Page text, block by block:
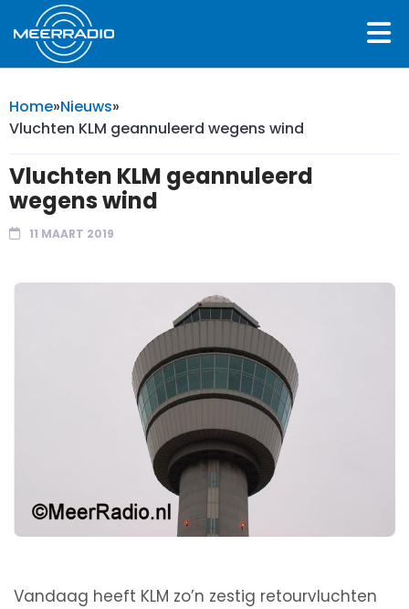
Home»Nieuws»
Vluchten KLM geannuleerd wegens wind
Vluchten KLM geannuleerd
wegens wind
11 MAART 2019
Vandaag heeft KLM zo’n zestig retourvluchten